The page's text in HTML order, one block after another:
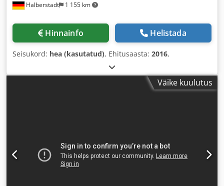
Halberstadt 1 155 km
Hinnainfo Helistada
Seisukord: hea (kasutatud), Ehitusaasta: 2016,
Väike kuulutus